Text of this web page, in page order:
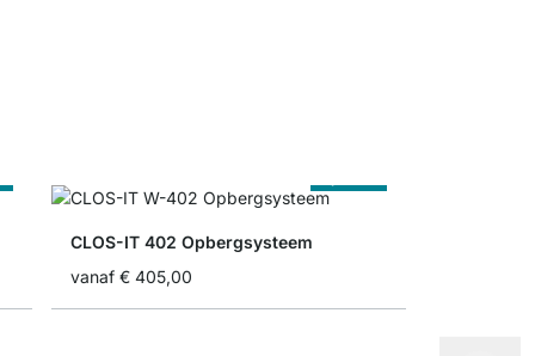
CLOS-IT 402 Opbergsysteem
vanaf € 405,00